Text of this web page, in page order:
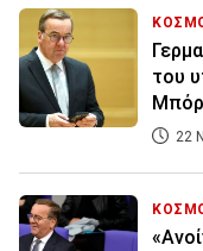
του
22